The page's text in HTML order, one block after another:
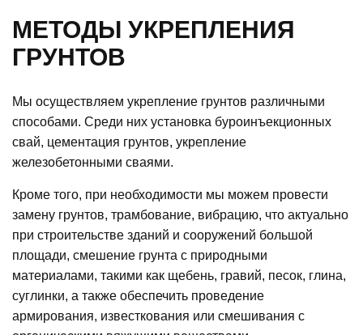
МЕТОДЫ УКРЕПЛЕНИЯ
ГРУНТОВ
Мы осуществляем укрепление грунтов различными
способами. Среди них установка буроинъекционных
свай, цементация грунтов, укрепление
железобетонными сваями.
Кроме того, при необходимости мы можем провести
замену грунтов, трамбование, вибрацию, что актуально
при строительстве зданий и сооружений большой
площади, смешение грунта с природными
материалами, такими как щебень, гравий, песок, глина,
суглинки, а также обеспечить проведение
армирования, известкования или смешивания с